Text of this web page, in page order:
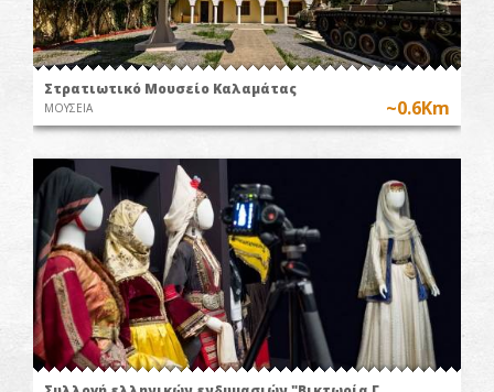
Στρατιωτικό Μουσείο Καλαμάτας
ΜΟΥΣΕΙΑ ~0.6Km